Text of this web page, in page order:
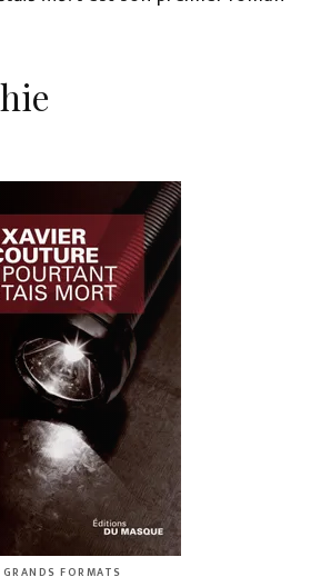
GRANDS FORMATS